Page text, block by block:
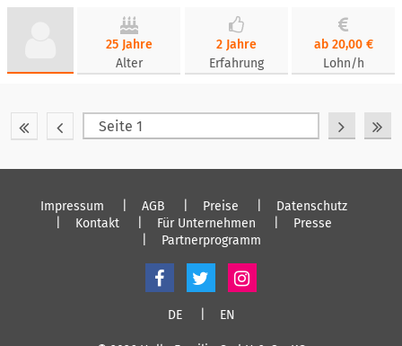
25 Jahre
Alter
2 Jahre
Erfahrung
ab 20,00 €
Lohn/h
Impressum AGB Preise
Datenschutz
Kontakt
Für Unternehmen
Presse
Partnerprogramm
DE EN